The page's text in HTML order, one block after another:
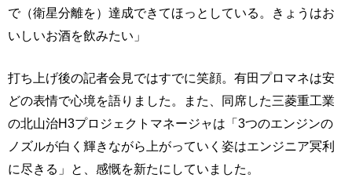
で（衛星分離を）達成できてほっとしている。きょうはお
いしいお酒を飲みたい」
打ち上げ後の記者会見ではすでに笑顔。有田プロマネは安
どの表情で心境を語りました。また、同席した三菱重工業
の北山治H3プロジェクトマネージャは「3つのエンジンの
ノズルが白く輝きながら上がっていく姿はエンジニア冥利
に尽きる」と、感慨を新たにしていました。